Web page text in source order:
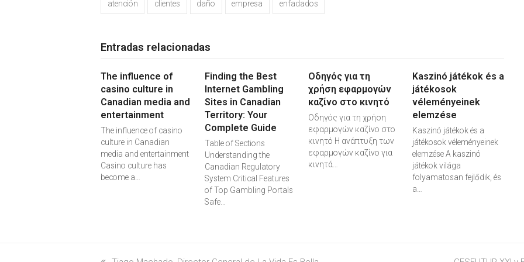
atención clientes daño empresa enfadados
Entradas relacionadas
The influence of
casino culture in
Canadian media and
entertainment
The influence of casino
culture in Canadian
media and entertainment
Casino culture has
become a…
Finding the Best
Internet Gambling
Sites in Canadian
Territory: Your
Complete Guide
Table of Sections
Understanding the
Canadian Regulatory
System Critical Features
of Top Gambling Portals
Safe…
Οδηγός για τη
χρήση εφαρμογών
καζίνο στο κινητό
Οδηγός για τη χρήση
εφαρμογών καζίνο στο
κινητό Η ανάπτυξη των
εφαρμογών καζίνο για
κινητά…
Kaszinó játékok és a
játékosok
véleményeinek
elemzése
Kaszinó játékok és a
játékosok véleményeinek
elemzése A kaszinó
játékok világa
folyamatosan fejlődik, és
a…